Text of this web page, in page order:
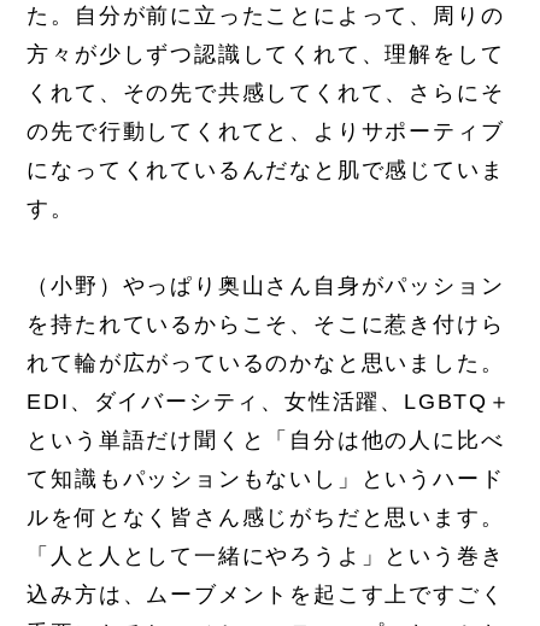
た。自分が前に立ったことによって、周りの
方々が少しずつ認識してくれて、理解をして
くれて、その先で共感してくれて、さらにそ
の先で行動してくれてと、よりサポーティブ
になってくれているんだなと肌で感じていま
す。
（小野）やっぱり奥山さん自身がパッション
を持たれているからこそ、そこに惹き付けら
れて輪が広がっているのかなと思いました。
EDI、ダイバーシティ、女性活躍、LGBTQ＋
という単語だけ聞くと「自分は他の人に比べ
て知識もパッションもないし」というハード
ルを何となく皆さん感じがちだと思います。
「人と人として一緒にやろうよ」という巻き
込み方は、ムーブメントを起こす上ですごく